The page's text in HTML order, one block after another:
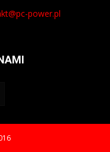
power.pl